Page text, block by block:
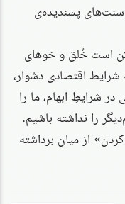
پسندیده‌ی
است خُلق و خوهای
اقتصادی دشوار،
در شرایطِ ابهام، ما را
را نداشته باشیم.
از میان برداشته